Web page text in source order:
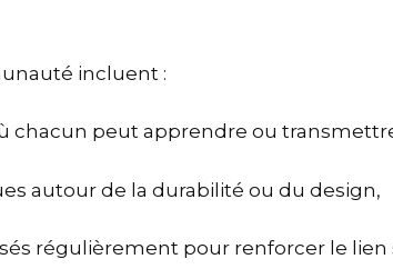
incluent :
chacun peut apprendre ou
autour de la durabilité ou du design,
régulièrement pour renforcer le lien